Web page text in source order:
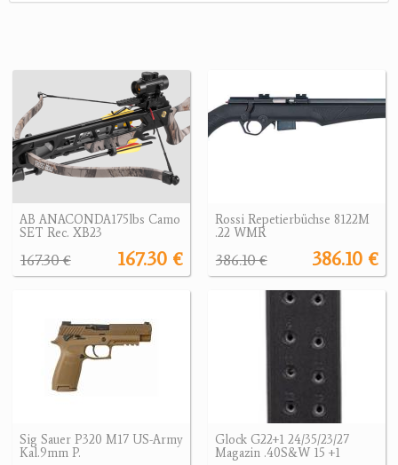
AB ANACONDA175lbs Camo
SET Rec. XB23
167.30 €
167.30 €
Rossi Repetierbüchse 8122M
.22 WMR
386.10 €
386.10 €
Sig Sauer P320 M17 US-Army
Kal.9mm P.
Glock G22+1 24/35/23/27
Magazin .40S&W 15 +1